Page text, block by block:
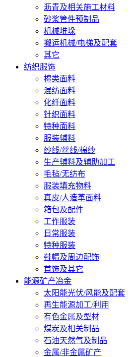
沥青及相关施工材料
砂浆管件预制品
机械堆垛
搬运机械/电梯及配套
其它
纺织服饰
棉类面料
混纺面料
化纤面料
针织面料
特种面料
服装辅料
纱线/丝线/棉纱
生产辅料及辅助加工
毛毡/无纺布
服装填充物料
真皮/人造革面料
箱包及配件
工作服装
日常服装
特种服装
鞋帽及周边配饰
首饰及其它
能源矿产冶金
太阳能光伏/风能及配套
再生能源加工/利用
有色金属及型材
煤炭及相关制品
石油天然气及制品
金属/非金属矿产